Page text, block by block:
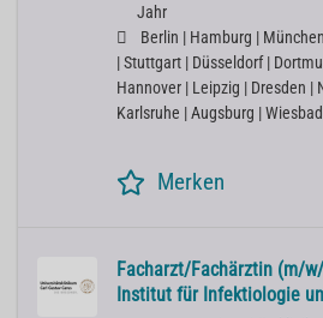
Jahr
Berlin | Hamburg |
| Stuttgart | Düsseldorf |
Hannover | Leipzig | Dresden |
Karlsruhe | Augsburg |
Merken
Facharzt/Fachärztin (m/
Institut für Infektiologie